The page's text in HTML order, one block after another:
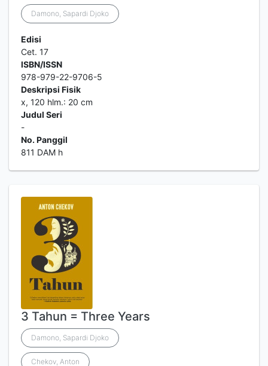
Damono, Sapardi Djoko
Edisi
Cet. 17
ISBN/ISSN
978-979-22-9706-5
Deskripsi Fisik
x, 120 hlm.: 20 cm
Judul Seri
-
No. Panggil
811 DAM h
3 Tahun = Three Years
Damono, Sapardi Djoko
Chekov, Anton